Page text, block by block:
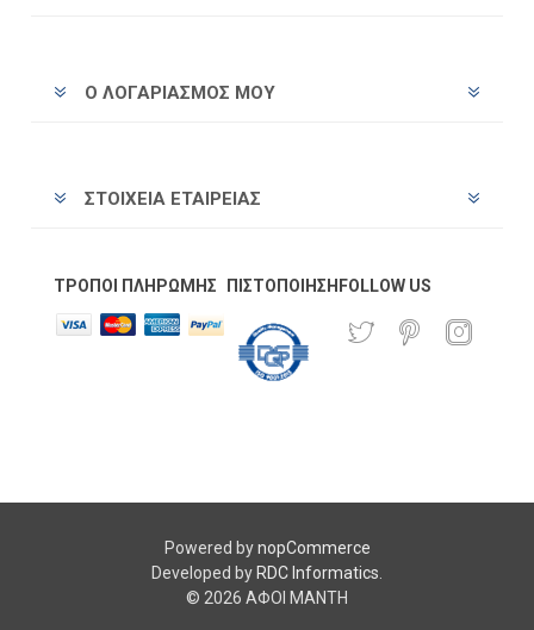
Ο ΛΟΓΑΡΙΑΣΜΌΣ ΜΟΥ
ΣΤΟΙΧΕΊΑ ΕΤΑΙΡΕΊΑΣ
ΤΡΌΠΟΙ ΠΛΗΡΩΜΉΣ ΠΙΣΤΟΠΟΊΗΣΗ FOLLOW US
Powered bynopCommerce
Developed by RDC Informatics
© 2026 ΑΦΟΙ ΜΑΝΤΗ